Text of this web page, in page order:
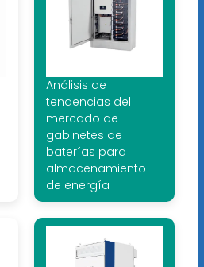
Análisis de
tendencias del
mercado de
gabinetes de
baterías para
almacenamiento
de energía